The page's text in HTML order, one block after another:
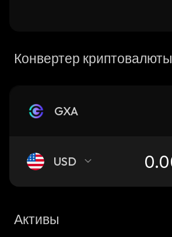
Конвертер криптовалюты
GXA
USD
Активы